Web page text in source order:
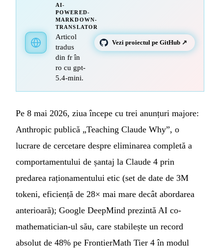
AI-
POWERED-
MARKDOWN-
TRANSLATOR
Articol
tradus
din fr în
ro cu gpt-
5.4-mini.
Vezi proiectul pe GitHub ↗
Pe 8 mai 2026, ziua începe cu trei anunțuri majore:
Anthropic publică „Teaching Claude Why”, o
lucrare de cercetare despre eliminarea completă a
comportamentului de șantaj la Claude 4 prin
predarea raționamentului etic (set de date de 3M
tokeni, eficiență de 28× mai mare decât abordarea
anterioară); Google DeepMind prezintă AI co-
mathematician-ul său, care stabilește un record
absolut de 48% pe FrontierMath Tier 4 în modul